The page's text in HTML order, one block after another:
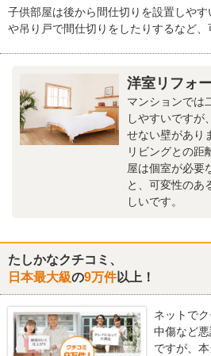
子供部屋は後から間仕切りを設置しや
や吊り戸で間仕切りをしたりするなど、
洋室リフォ
マンションでは
しやすいですが
せない壁があり
リビングとの距
屋は個室が必要
と、可変性のあ
しいです。
たしかなクチコミ、
日本最大級の9万件以上！
ネットで
中傷など
ですが、